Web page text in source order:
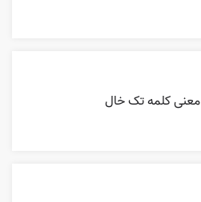
معنی کلمه تک خال